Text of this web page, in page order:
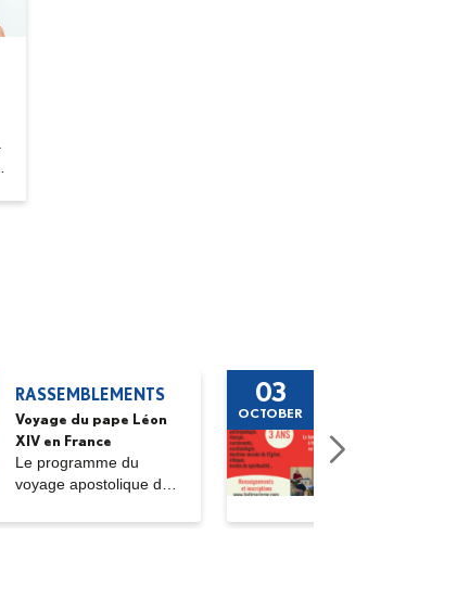
RASSEMBLEMENTS
Voyage du pape Léon
XIV en France
Le programme du
voyage apostolique de
03
OCTOBER